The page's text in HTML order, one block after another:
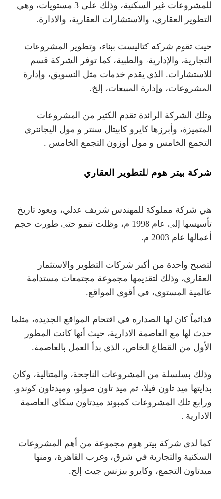
للمشروعات غير السكنية، وذلك على 3 مستويات، وهي
التطوير العقاري، والاستشارات العقارية، والادارة.
حيث تقوم شركة كتاليست ببناء، وتطوير المشروعات
التجارية، والإدارية، والطبية، كما توفر الشركة قسم
للاستشارات. الذي يقدم خدمات مثل التسويق، وإدارة
المشروعات، وإدارة المبيعات، إلخ.
وتلك الشركة الرائدة تقدم الكثير من المشروعات
المتميزة، وأبرزها كايرو كابيتال سنتر و مول اليجانتري
التجمع الخامس و مول أوزون التجمع الخامس .
شركة بيتر هوم للتطوير العقاري
هي شركة مملوكة للمهندس شريف عدلي، ويعود تاريخ
تأسيسها إلى عام 1998 م، وظلت تنمو حتى طورت حجم
أعمالها عام 2003 م.
لتصبح واحدة من أكبر شركات التطوير والاستثمار
العقاري، وذلك لتقديمها مجموعة مجتمعات مستدامة
عالمية المستوى، في أقوى المواقع.
فدائماً كان لها الصدارة في اقتحام المواقع الجديدة، مثلما
حدث لها مع العاصمة الادارية، حيث أنها كانت المطور
الأول من القطاع الخاص، الذي بدأ العمل بالعاصمة.
وذلك بسلسلة من المشروعات الناجحة، والمتتالية، وكان
بدايتها ميد تاون فيلا، ثم ميد تاون صولو، وميدتاون كوندو.
ورابع تلك المشروعات كمبوند ميدتاون سكاي العاصمة
الادارية .
كما لدى شركة بيتر هوم مجموعة من أهم المشروعات
السكنية والتجارية في شرق، وغرب القاهرة، ومنها
ميدتاون التجمع، وكايرو بيزنس جيت إلخ.